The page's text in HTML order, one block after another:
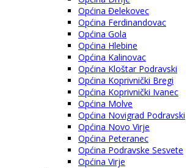
Općina Đelekovec
Općina Ferdinandovac
Općina Gola
Općina Hlebine
Općina Kalinovac
Općina Kloštar Podravski
Općina Koprivnički Bregi
Općina Koprivnički Ivanec
Općina Molve
Općina Novigrad Podravski
Općina Novo Virje
Općina Peteranec
Općina Podravske Sesvete
Općina Virje